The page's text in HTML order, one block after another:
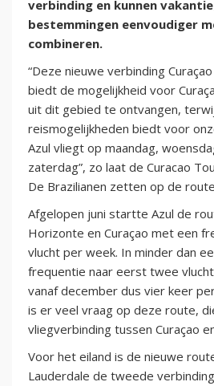
verbinding en kunnen
bestemmingen eenvoudiger
combineren.
“Deze nieuwe verbinding
biedt de mogelijkheid voor
uit dit gebied te ontvangen,
reismogelijkheden biedt voor
Azul vliegt op maandag,
zaterdag”, zo laat de Curacao
De Brazilianen zetten op de
Afgelopen juni startte Azul de
Horizonte en Curaçao met een
vlucht per week. In minder dan
frequentie naar eerst twee
vanaf december dus vier keer
is er veel vraag op deze route,
vliegverbinding tussen Curaçao
Voor het eiland is de nieuwe
Lauderdale de tweede